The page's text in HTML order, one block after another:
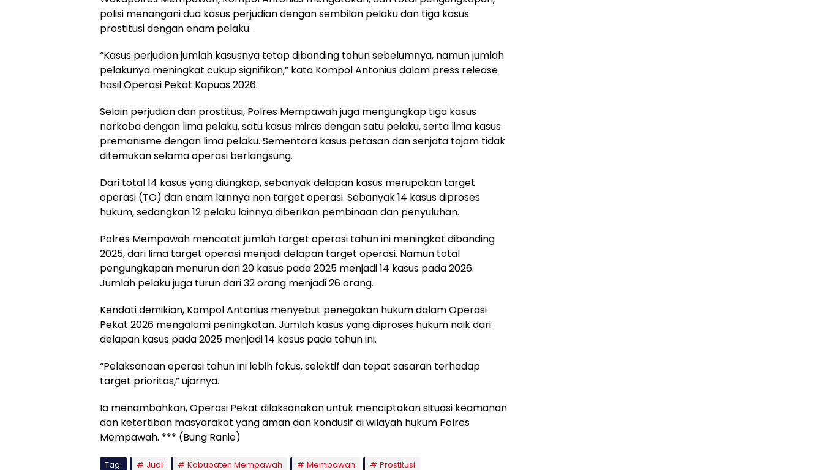
polisi menangani dua kasus perjudian dengan sembilan pelaku dan tiga kasus
prostitusi dengan enam pelaku.
“Kasus perjudian jumlah kasusnya tetap dibanding tahun sebelumnya, namun jumlah
pelakunya meningkat cukup signifikan,” kata Kompol Antonius dalam press release
hasil Operasi Pekat Kapuas 2026.
Selain perjudian dan prostitusi, Polres Mempawah juga mengungkap tiga kasus
narkoba dengan lima pelaku, satu kasus miras dengan satu pelaku, serta lima kasus
premanisme dengan lima pelaku. Sementara kasus petasan dan senjata tajam tidak
ditemukan selama operasi berlangsung.
Dari total 14 kasus yang diungkap, sebanyak delapan kasus merupakan target
operasi (TO) dan enam lainnya non target operasi. Sebanyak 14 kasus diproses
hukum, sedangkan 12 pelaku lainnya diberikan pembinaan dan penyuluhan.
Polres Mempawah mencatat jumlah target operasi tahun ini meningkat dibanding
2025, dari lima target operasi menjadi delapan target operasi. Namun total
pengungkapan menurun dari 20 kasus pada 2025 menjadi 14 kasus pada 2026.
Jumlah pelaku juga turun dari 32 orang menjadi 26 orang.
Kendati demikian, Kompol Antonius menyebut penegakan hukum dalam Operasi
Pekat 2026 mengalami peningkatan. Jumlah kasus yang diproses hukum naik dari
delapan kasus pada 2025 menjadi 14 kasus pada tahun ini.
“Pelaksanaan operasi tahun ini lebih fokus, selektif dan tepat sasaran terhadap
target prioritas,” ujarnya.
Ia menambahkan, Operasi Pekat dilaksanakan untuk menciptakan situasi keamanan
dan ketertiban masyarakat yang aman dan kondusif di wilayah hukum Polres
Mempawah. *** (Bung Ranie)
Tag: Judi Kabupaten Mempawah Mempawah
Prostitusi